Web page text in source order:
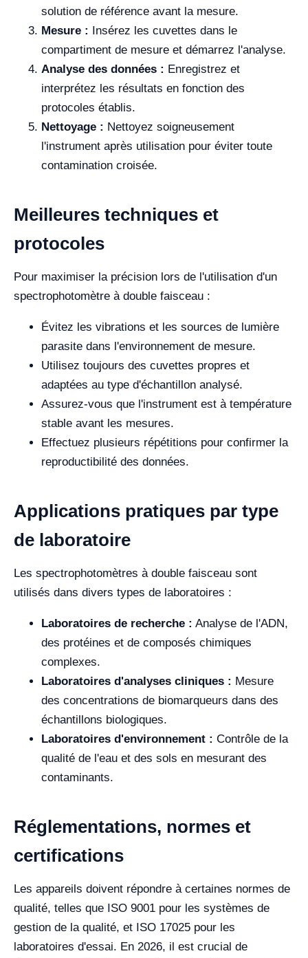
solution de référence avant la mesure.
Mesure : Insérez les cuvettes dans le
compartiment de mesure et démarrez l'analyse.
Analyse des données : Enregistrez et
interprétez les résultats en fonction des
protocoles établis.
Nettoyage : Nettoyez soigneusement
l'instrument après utilisation pour éviter toute
contamination croisée.
Meilleures techniques et
protocoles
Pour maximiser la précision lors de l'utilisation d'un
spectrophotomètre à double faisceau :
Évitez les vibrations et les sources de lumière
parasite dans l'environnement de mesure.
Utilisez toujours des cuvettes propres et
adaptées au type d'échantillon analysé.
Assurez-vous que l'instrument est à température
stable avant les mesures.
Effectuez plusieurs répétitions pour confirmer la
reproductibilité des données.
Applications pratiques par type
de laboratoire
Les spectrophotomètres à double faisceau sont
utilisés dans divers types de laboratoires :
Laboratoires de recherche : Analyse de l'ADN,
des protéines et de composés chimiques
complexes.
Laboratoires d'analyses cliniques : Mesure
des concentrations de biomarqueurs dans des
échantillons biologiques.
Laboratoires d'environnement : Contrôle de la
qualité de l'eau et des sols en mesurant des
contaminants.
Réglementations, normes et
certifications
Les appareils doivent répondre à certaines normes de
qualité, telles que ISO 9001 pour les systèmes de
gestion de la qualité, et ISO 17025 pour les
laboratoires d'essai. En 2026, il est crucial de